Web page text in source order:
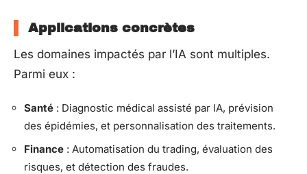
Applications concrètes
Les domaines impactés par l’IA sont multiples.
Parmi eux :
Santé : Diagnostic médical assisté par IA, prévision
des épidémies, et personnalisation des traitements.
Finance : Automatisation du trading, évaluation des
risques, et détection des fraudes.